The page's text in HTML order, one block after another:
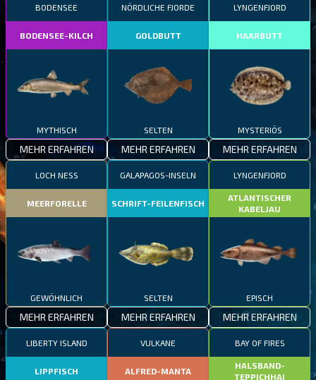
BODENSEE
BODENSEE-KILCH
MYTHISCH
MEHR ERFAHREN
NÖRDLICHE FJORDE
GOLDBUTT
SELTEN
MEHR ERFAHREN
LYNGENFJORD
HAARBUTT
MYSTERIÖS
MEHR ERFAHREN
LOCH NESS
MEERFORELLE
GEWÖHNLICH
MEHR ERFAHREN
GALAPAGOS-INSELN
SCHRIFT-FEILENFISCH
SELTEN
MEHR ERFAHREN
LYNGENFJORD
ATLANTISCHER
KABELJAU
EPISCH
MEHR ERFAHREN
LIBERTY ISLAND
LIPPFISCH
VULKANE
ALFRED-MANTA
BAY OF FIRES
HALSBAND-
TEPPICHHAI